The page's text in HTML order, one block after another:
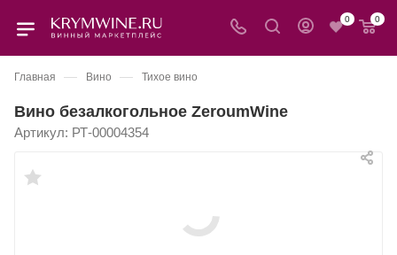
0 0
Главная — Вино — Тихое вино
Вино безалкогольное ZeroumWine
Артикул: РТ-00004354